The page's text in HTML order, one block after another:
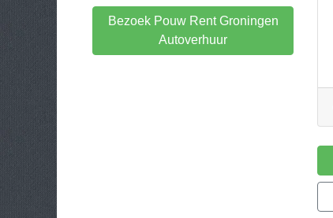
Bezoek Pouw Rent Groningen
Autoverhuur